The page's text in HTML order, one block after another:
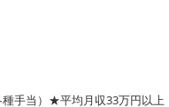
手当）★平均月収33万円以上